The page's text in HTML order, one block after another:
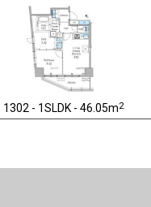
1302 - 1SLDK - 46.05m2